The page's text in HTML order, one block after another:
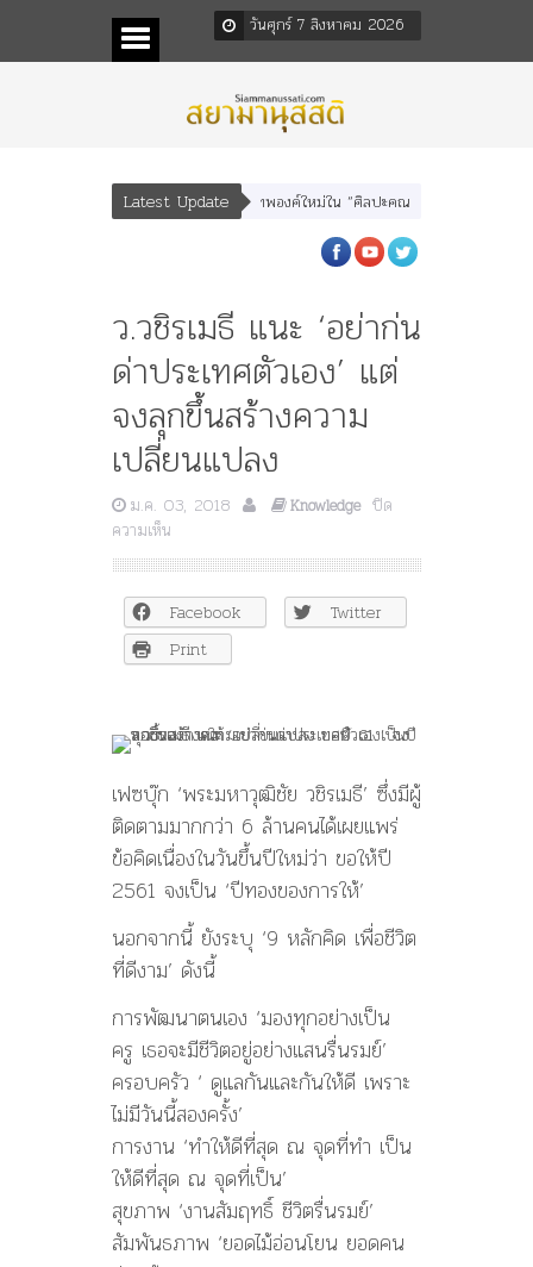
วันศุกร์ 7 สิงหาคม 2026
Latest Update
ทพบุตร” และ “เทพีรัฐธรรมนูญ” เทพองค์ใหม่ใน “ศิลปะคณะราษฎร”
ว.วชิรเมธี แนะ ‘อย่าก่น
ด่าประเทศตัวเอง’ แต่
จงลุกขึ้นสร้างความ
เปลี่ยนแปลง
ม.ค. 03, 2018 Knowledge ปิด
ความเห็น
ว.วชิร
เมธี
แนะ
‘อย่า
ก่น
ด่า
เอง’
จง
ขึ้น
สร้าง
ความ
Facebook
Twitter
Print
เฟซบุ๊ก ‘พระมหาวุฒิชัย วชิรเมธี’ ซึ่งมีผู้
ติดตามมากกว่า 6 ล้านคนได้เผยแพร่
ข้อคิดเนื่องในวันขึ้นปีใหม่ว่า ขอให้ปี
2561 จงเป็น ‘ปีทองของการให้’
นอกจากนี้ ยังระบุ ‘9 หลักคิด เพื่อชีวิต
ที่ดีงาม’ ดังนี้
การพัฒนาตนเอง ‘มองทุกอย่างเป็น
ครู เธอจะมีชีวิตอยู่อย่างแสนรื่นรมย์’
ครอบครัว ‘ ดูแลกันและกันให้ดี เพราะ
ไม่มีวันนี้สองครั้ง’
การงาน ‘ทำให้ดีที่สุด ณ จุดที่ทำ เป็น
ให้ดีที่สุด ณ จุดที่เป็น’
สุขภาพ ‘งานสัมฤทธิ์ ชีวิตรื่นรมย์’
สัมพันธภาพ ‘ยอดไม้อ่อนโยน ยอดคน